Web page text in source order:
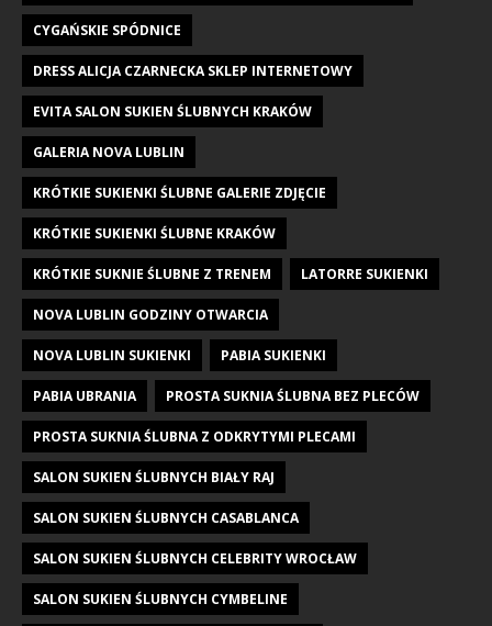
CYGAŃSKIE SPÓDNICE
DRESS ALICJA CZARNECKA SKLEP INTERNETOWY
EVITA SALON SUKIEN ŚLUBNYCH KRAKÓW
GALERIA NOVA LUBLIN
KRÓTKIE SUKIENKI ŚLUBNE GALERIE ZDJĘCIE
KRÓTKIE SUKIENKI ŚLUBNE KRAKÓW
KRÓTKIE SUKNIE ŚLUBNE Z TRENEM LATORRE SUKIENKI
NOVA LUBLIN GODZINY OTWARCIA
NOVA LUBLIN SUKIENKI PABIA SUKIENKI
PABIA UBRANIA PROSTA SUKNIA ŚLUBNA BEZ PLECÓW
PROSTA SUKNIA ŚLUBNA Z ODKRYTYMI PLECAMI
SALON SUKIEN ŚLUBNYCH BIAŁY RAJ
SALON SUKIEN ŚLUBNYCH CASABLANCA
SALON SUKIEN ŚLUBNYCH CELEBRITY WROCŁAW
SALON SUKIEN ŚLUBNYCH CYMBELINE